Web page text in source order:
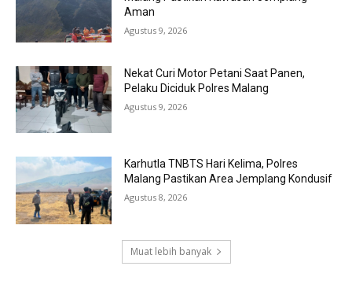
Aman
Agustus 9, 2026
Nekat Curi Motor Petani Saat Panen,
Pelaku Diciduk Polres Malang
Agustus 9, 2026
Karhutla TNBTS Hari Kelima, Polres
Malang Pastikan Area Jemplang Kondusif
Agustus 8, 2026
Muat lebih banyak